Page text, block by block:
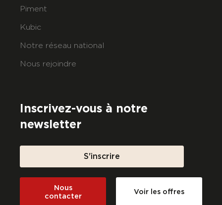
Piment
Kubic
Notre réseau national
Nous rejoindre
Inscrivez-vous à notre
newsletter
S'inscrire
Nous
contacter
Voir les offres